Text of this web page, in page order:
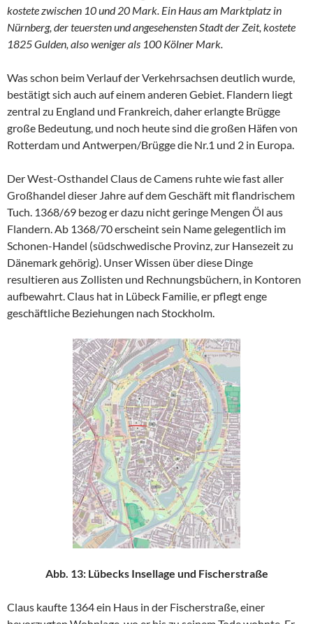
kostete zwischen 10 und 20 Mark. Ein Haus am Marktplatz in
Nürnberg, der teuersten und angesehensten Stadt der Zeit, kostete
1825 Gulden, also weniger als 100 Kölner Mark.
Was schon beim Verlauf der Verkehrsachsen deutlich wurde,
bestätigt sich auch auf einem anderen Gebiet. Flandern liegt
zentral zu England und Frankreich, daher erlangte Brügge
große Bedeutung, und noch heute sind die großen Häfen von
Rotterdam und Antwerpen/Brügge die Nr.1 und 2 in Europa.
Der West-Osthandel Claus de Camens ruhte wie fast aller
Großhandel dieser Jahre auf dem Geschäft mit flandrischem
Tuch. 1368/69 bezog er dazu nicht geringe Mengen Öl aus
Flandern. Ab 1368/70 erscheint sein Name gelegentlich im
Schonen-Handel (südschwedische Provinz, zur Hansezeit zu
Dänemark gehörig). Unser Wissen über diese Dinge
resultieren aus Zollisten und Rechnungsbüchern, in Kontoren
aufbewahrt. Claus hat in Lübeck Familie, er pflegt enge
geschäftliche Beziehungen nach Stockholm.
Abb. 13: Lübecks Insellage und Fischerstraße
Claus kaufte 1364 ein Haus in der Fischerstraße, einer